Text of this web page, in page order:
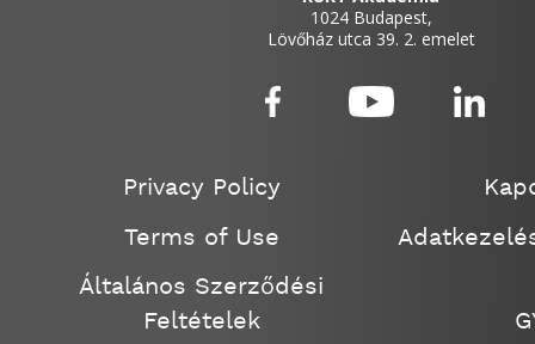
1024 Budapest,
Lövőház utca 39. 2. emelet
Privacy Policy
Terms of Use
Általános Szerződési
Feltételek